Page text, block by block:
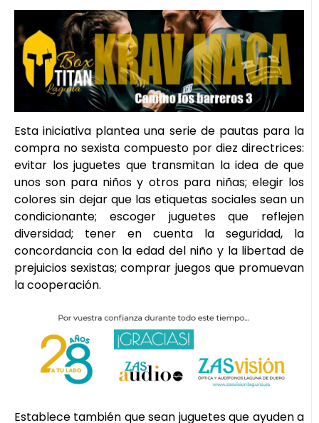
Esta iniciativa plantea una serie de pautas para la
compra no sexista compuesto por diez directrices:
evitar los juguetes que transmitan la idea de que
unos son para niños y otros para niñas; elegir los
colores sin dejar que las etiquetas sociales sean un
condicionante; escoger juguetes que reflejen
diversidad; tener en cuenta la seguridad, la
concordancia con la edad del niño y la libertad de
prejuicios sexistas; comprar juegos que promuevan
la cooperación.
Establece también que sean juguetes que ayuden a